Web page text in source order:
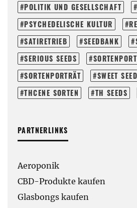
POLITIK UND GESELLSCHAFT
PSYCHEDELISCHE KULTUR
SATIRETRIEB
SEEDBANK
SERIOUS SEEDS
SORTENPORTRÄT
SWEET
THCENE SORTEN
TH SEEDS
PARTNERLINKS
Aeroponik
CBD-Produkte kaufen
Glasbongs kaufen